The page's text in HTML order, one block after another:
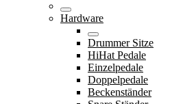
Hardware
Drummer Sitze
HiHat Pedale
Einzelpedale
Doppelpedale
Beckenständer